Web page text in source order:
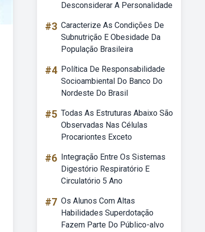
Desconsiderar A Personalidade
#3 Caracterize As Condições De
Subnutrição E Obesidade Da
População Brasileira
#4 Política De Responsabilidade
Socioambiental Do Banco Do
Nordeste Do Brasil
#5 Todas As Estruturas Abaixo São
Observadas Nas Células
Procariontes Exceto
#6 Integração Entre Os Sistemas
Digestório Respiratório E
Circulatório 5 Ano
#7 Os Alunos Com Altas
Habilidades Superdotação
Fazem Parte Do Público-alvo